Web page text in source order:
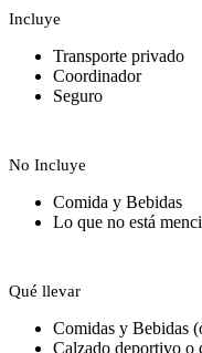
Incluye
Transporte privado
Coordinador
Seguro
No Incluye
Comida y Bebidas
Lo que no está
Qué llevar
Comidas y Bebidas
Calzado deportivo o